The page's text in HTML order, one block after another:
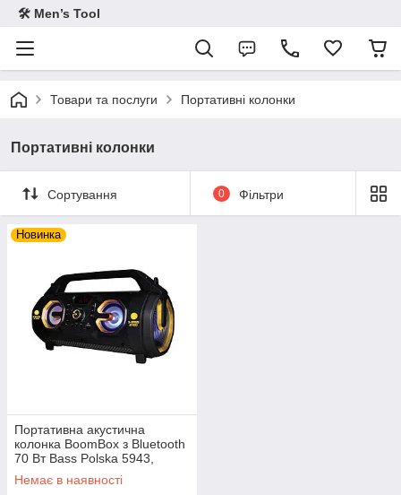
🛠 Men’s Tool
Товари та послуги Портативні колонки
Портативні колонки
Сортування 0 Фільтри
Новинка
Портативна акустична
колонка BoomBox з Bluetooth
70 Вт Bass Polska 5943,
Портативна колонка 3000
мАг
Немає в наявності